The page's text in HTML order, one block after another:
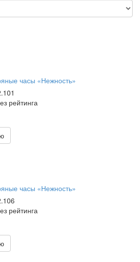
часы «Нежность»
рейтинга
часы «Нежность»
рейтинга